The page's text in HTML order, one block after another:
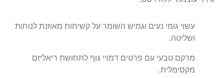
עשוי גומי נעים וגמיש השומר על קשיחות מאוזנת לנוחות
ושליטה.
מרקם טבעי עם פרטים דמויי גוף לתחושת ריאליזם
מקסימלית.